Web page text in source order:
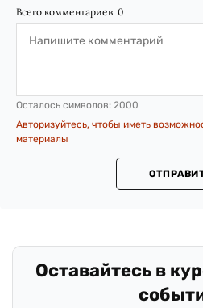
Всего комментариев: 0
Осталось символов: 2000
Авторизуйтесь, чтобы иметь
материалы
Оставайтесь в